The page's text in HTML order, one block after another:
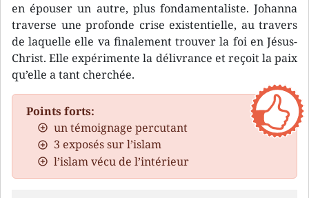
en épouser un autre, plus fondamentaliste. Johanna
traverse une profonde crise existentielle, au travers
de laquelle elle va finalement trouver la foi en Jésus-
Christ. Elle expérimente la délivrance et reçoit la paix
qu’elle a tant cherchée.
Points forts:
un témoignage percutant
3 exposés sur l’islam
l’islam vécu de l’intérieur